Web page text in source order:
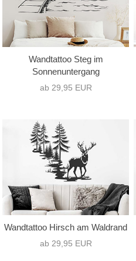
Wandtattoo Steg im
Sonnenuntergang
ab 29,95 EUR
Wandtattoo Hirsch am Waldrand
ab 29,95 EUR